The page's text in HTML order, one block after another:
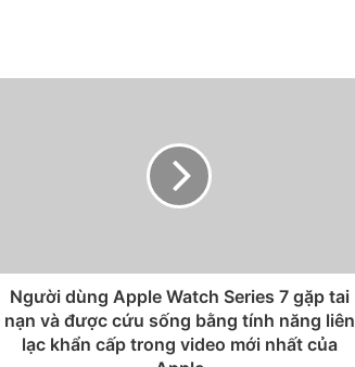
Người dùng Apple Watch Series 7 gặp tai
nạn và được cứu sống bằng tính năng liên
lạc khẩn cấp trong video mới nhất của